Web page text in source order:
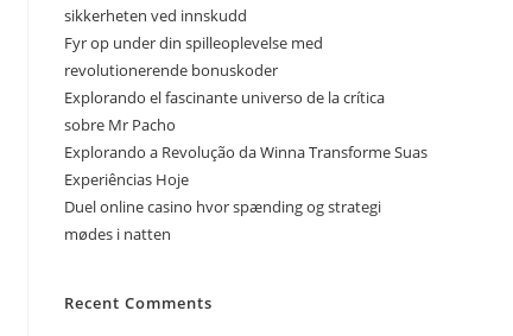
sikkerheten ved innskudd
Fyr op under din spilleoplevelse med
revolutionerende bonuskoder
Explorando el fascinante universo de la crítica
sobre Mr Pacho
Explorando a Revolução da Winna Transforme Suas
Experiências Hoje
Duel online casino hvor spænding og strategi
mødes i natten
Recent Comments